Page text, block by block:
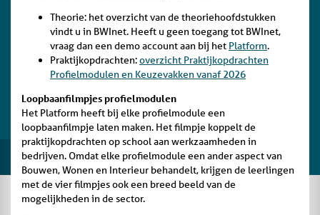
Theorie: het overzicht van de theoriehoofdstukken
vindt u in BWInet. Heeft u geen toegang tot BWInet,
vraag dan een demo account aan bij het Platform.
Praktijkopdrachten:overzicht Praktijkopdrachten
Profielmodulen en Keuzevakken vanaf 2026
Loopbaanfilmpjes profielmodulen
Het Platform heeft bij elke profielmodule een
loopbaanfilmpje laten maken. Het filmpje koppelt de
praktijkopdrachten op school aan werkzaamheden in
bedrijven. Omdat elke profielmodule een ander aspect van
Bouwen, Wonen en Interieur behandelt, krijgen de leerlingen
met de vier filmpjes ook een breed beeld van de
mogelijkheden in de sector.